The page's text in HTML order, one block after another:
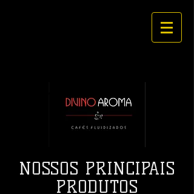
NOSSOS PRINCIPAIS
PRODUTOS